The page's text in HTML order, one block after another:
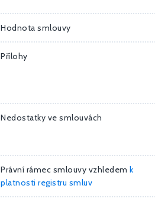
Hodnota smlouvy
Přílohy
Nedostatky ve smlouvách
Právní rámec smlouvy vzhledem k
platnosti registru smluv